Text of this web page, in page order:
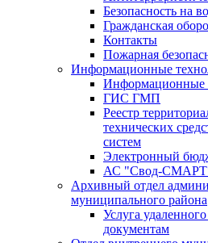
Безопасность на
Гражданская
Контакты
Пожарная
Информационные
Информационные
ГИС ГМП
Реестр
технических
систем
Электронный
АС "Свод-
Архивный отдел
муниципального района
Услуга
документам